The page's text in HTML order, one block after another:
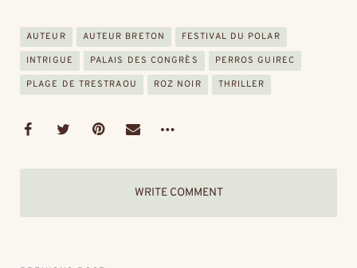
AUTEUR AUTEUR BRETON FESTIVAL DU POLAR
INTRIGUE PALAIS DES CONGRÈS PERROS GUIREC
PLAGE DE TRESTRAOU ROZ NOIR THRILLER
WRITE COMMENT